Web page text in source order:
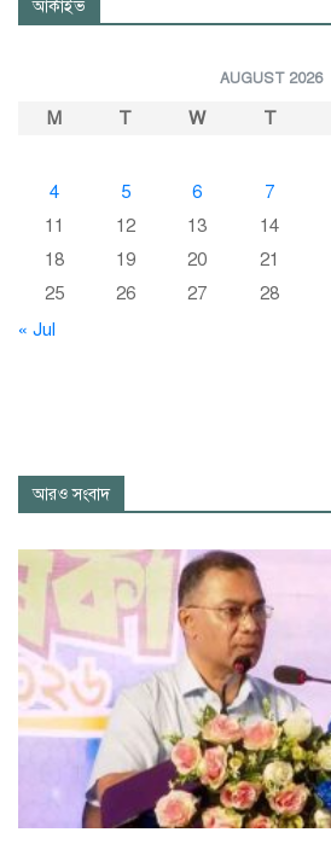
আর্কাইভ
AUGUST 2026
M T W T
4
5 6 7
11
12 13 14
18
19 20 21
25
26 27 28
« Jul
আরও সংবাদ